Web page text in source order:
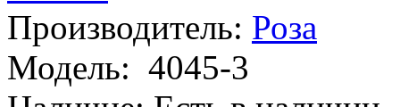
Производитель: Роза
Модель: 4045-3